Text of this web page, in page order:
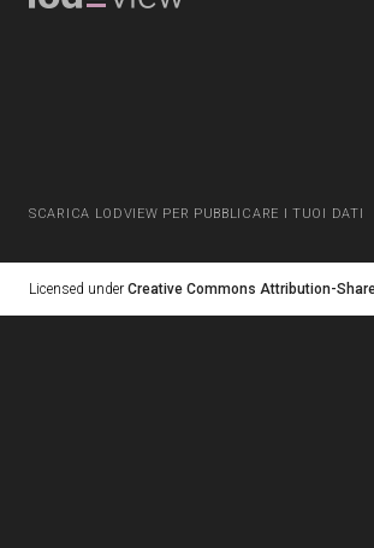
SCARICA LODVIEW PER PUBBLICARE I TUOI DATI
Licensed under Creative Commons Attribution-